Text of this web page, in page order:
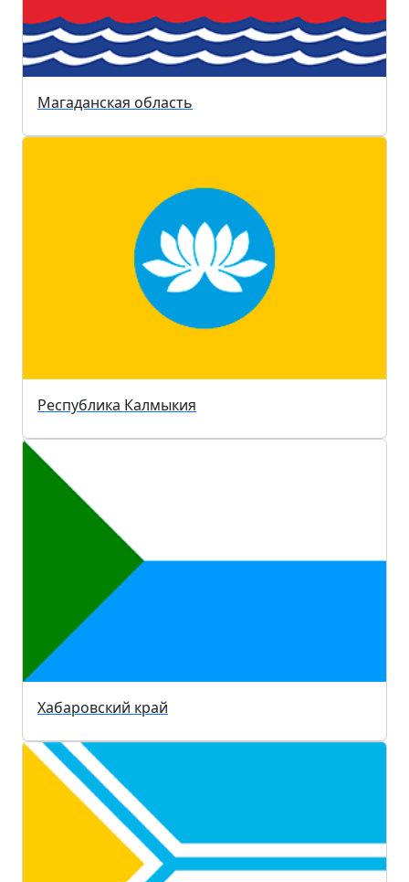
Магаданская область
Республика Калмыкия
Хабаровский край